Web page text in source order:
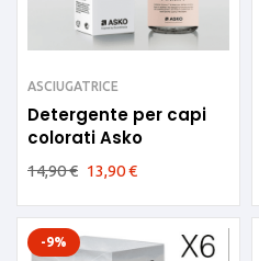
ASCIUGATRICE
Detergente per capi
colorati Asko
14,90€ 13,90€
-9%